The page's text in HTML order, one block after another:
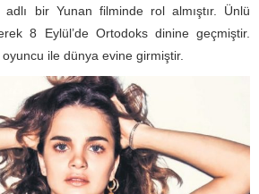
bir Yunan filminde rol almıştır. Ünlü
8 Eylül’de Ortodoks dinine geçmiştir.
ile dünya evine girmiştir.